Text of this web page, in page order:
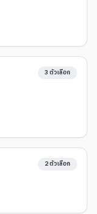
3ตัวเลือก
2ตัวเลือก